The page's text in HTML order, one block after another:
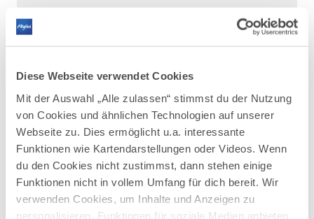
Diese Webseite verwendet Cookies
Mit der Auswahl „Alle zulassen“ stimmst du der Nutzung
von Cookies und ähnlichen Technologien auf unserer
Webseite zu. Dies ermöglicht u.a. interessante
Funktionen wie Kartendarstellungen oder Videos. Wenn
du den Cookies nicht zustimmst, dann stehen einige
Funktionen nicht in vollem Umfang für dich bereit. Wir
verwenden Cookies, um Inhalte und Anzeigen zu
personalisieren, Funktionen für soziale Medien anbieten